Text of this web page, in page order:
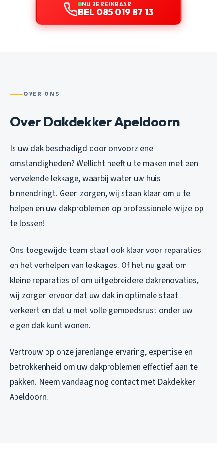
NU BEREIKBAAR
BEL 085 019 87 13
OVER ONS
Over Dakdekker Apeldoorn
Is uw dak beschadigd door onvoorziene
omstandigheden? Wellicht heeft u te maken met een
vervelende lekkage, waarbij water uw huis
binnendringt. Geen zorgen, wij staan klaar om u te
helpen en uw dakproblemen op professionele wijze op
te lossen!
Ons toegewijde team staat ook klaar voor reparaties
en het verhelpen van lekkages. Of het nu gaat om
kleine reparaties of om uitgebreidere dakrenovaties,
wij zorgen ervoor dat uw dak in optimale staat
verkeert en dat u met volle gemoedsrust onder uw
eigen dak kunt wonen.
Vertrouw op onze jarenlange ervaring, expertise en
betrokkenheid om uw dakproblemen effectief aan te
pakken. Neem vandaag nog contact met Dakdekker
Apeldoorn.